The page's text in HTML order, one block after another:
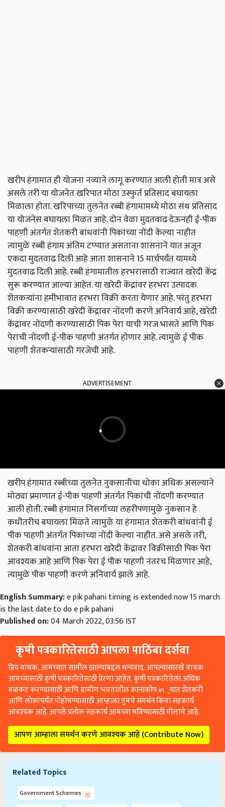
खरीप हंगामात ही योजना नव्याने लागू करण्यात आली होती मात्र असे
असले तरी या योजनेत खरिपात मोठा उस्फुर्त प्रतिसाद बघायला
मिळाला होता. खरिपाच्या तुलनेत रब्बी हंगामामध्ये मोठा संथ प्रतिसाद
या योजनेस बघायला मिळत आहे. दोन वेळा मुदतवाढ देऊनही ई-पीक
पाहणी अंतर्गत शेतकरी बांधवांनी पिकांच्या नोंदी केल्या नाहीत
त्यामुळे रब्बी हंगाम अंतिम टप्प्यात असताना शासनाने यात अजून
एकदा मुदतवाढ दिली आहे आता शासनाने 15 मार्चपर्यंत यामध्ये
मुदतवाढ दिली आहे. रब्बी हंगामातील हरभरासाठी राज्यात खरेदी केंद्र
सुरू करण्यात आल्या आहेत. या खरेदी केंद्रांवर हरभरा उत्पादक
शेतकऱ्यांना हमीभावात हरभरा विक्री करता येणार आहे. परंतु हरभरा
विक्री करण्यासाठी खरेदी केंद्रावर नोंदणी करणे अनिवार्य आहे, खरेदी
केंद्रावर नोंदणी करण्यासाठी पिक पेरा याची गरज भासते आणि पिक
पेराची नोंदणी ई-पीक पाहणी अंतर्गत होणार आहे. त्यामुळे ई पीक
पाहणी शेतकऱ्यांसाठी गरजेची आहे.
खरीप हंगामात रब्बीच्या तुलनेत नुकसानीचा धोका अधिक असल्याने
मोठ्या प्रमाणात ई-पीक पाहणी अंतर्गत पिकांची नोंदणी करण्यात
आली होती. रब्बी हंगामात निसर्गाच्या लहरीपणामुळे नुकसान हे
कधीतरीच बघायला मिळते त्यामुळे या हंगामात शेतकरी बांधवांनी ई
पीक पाहणी अंतर्गत पिकांच्या नोंदी केल्या नाहीत. असे असले तरी,
शेतकरी बांधवांना आता हरभरा खरेदी केंद्रावर विक्रीसाठी पिक पेरा
आवश्यक आहे आणि पिक पेरा ई पीक पाहणी नंतरच मिळणार आहे,
त्यामुळे पीक पाहणी करणे अनिवार्य झाले आहे.
is the last date to do e pik pahani
Published on:04 March 2022, 03:56 IST
कृषी पत्रकारितेसाठी आपला पाठिंबा दर्शवा
प्रिय वाचक, आमच्यात सामील झाल्याबद्दल धन्यवाद. आपल्यासारखे वाचक
आमच्यासाठी कृषी पत्रकारितेसाठी प्रेरणा आहेत. कृषी पत्रकारितेला अधिक
बळकट करण्यासाठी आणि ग्रामीण भारतातील कानाकोप in्यात शेतकरी
आणि लोकांपर्यंत पोहोचण्यासाठी आम्हाला तुमचे समर्थन किंवा सहकार्य
आवश्यक आहे. आपले प्रत्येक सहकार्य आमच्या भविष्यासाठी मोलाचे आहे.
आपण आम्हाला समर्थन करणे आवश्यक आहे (Contribute Now)
E Pik Pahani
Chickpea Growers